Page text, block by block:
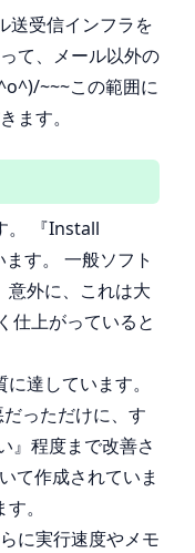
送受信インフラを
て、メール以外の
~~~この範囲に
ます。
。 『Install
す。 一般ソフト
意外に、これは大
仕上がっていると
達しています。
っただけに、す
』程度まで改善さ
て作成されていま
。
に実行速度やメモ